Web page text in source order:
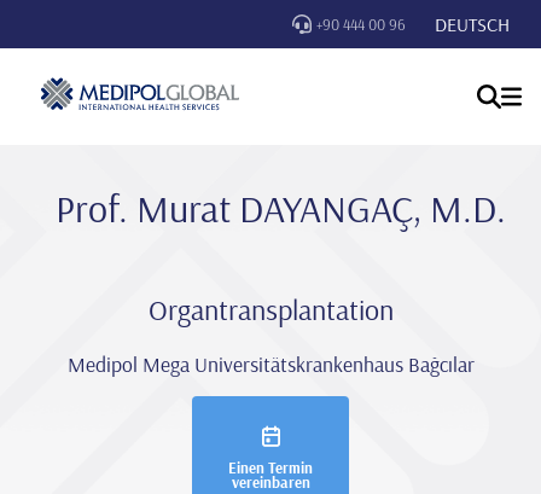
+90 444 00 96 DEUTSCH
Prof. Murat DAYANGAÇ, M.D.
Organtransplantation
Medipol Mega Universitätskrankenhaus Bağcılar
Einen Termin
vereinbaren